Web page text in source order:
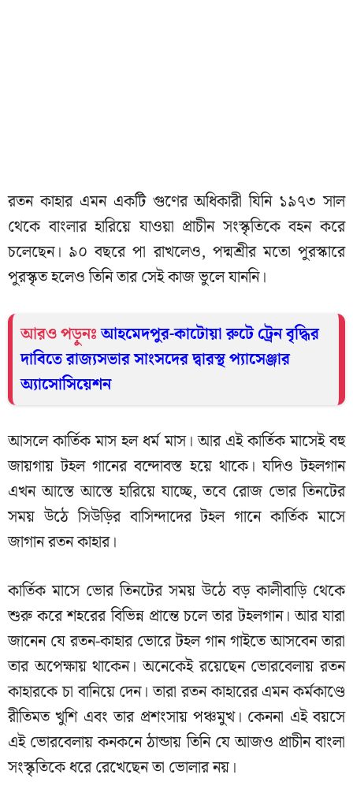
রতন কাহার এমন একটি গুণের অধিকারী যিনি ১৯৭৩ সাল
থেকে বাংলার হারিয়ে যাওয়া প্রাচীন সংস্কৃতিকে বহন করে
চলেছেন। ৯০ বছরে পা রাখলেও, পদ্মশ্রীর মতো পুরস্কারে
পুরস্কৃত হলেও তিনি তার সেই কাজ ভুলে যাননি।
আরও পড়ুনঃআহমেদপুর-কাটোয়া রুটে ট্রেন বৃদ্ধির
দাবিতে রাজ্যসভার সাংসদের দ্বারস্থ প্যাসেঞ্জার
অ্যাসোসিয়েশন
আসলে কার্তিক মাস হল ধর্ম মাস। আর এই কার্তিক মাসেই বহু
জায়গায় টহল গানের বন্দোবস্ত হয়ে থাকে। যদিও টহলগান
এখন আস্তে আস্তে হারিয়ে যাচ্ছে, তবে রোজ ভোর তিনটের
সময় উঠে সিউড়ির বাসিন্দাদের টহল গানে কার্তিক মাসে
জাগান রতন কাহার।
কার্তিক মাসে ভোর তিনটের সময় উঠে বড় কালীবাড়ি থেকে
শুরু করে শহরের বিভিন্ন প্রান্তে চলে তার টহলগান। আর যারা
জানেন যে রতন-কাহার ভোরে টহল গান গাইতে আসবেন তারা
তার অপেক্ষায় থাকেন। অনেকেই রয়েছেন ভোরবেলায় রতন
কাহারকে চা বানিয়ে দেন। তারা রতন কাহারের এমন কর্মকাণ্ডে
রীতিমত খুশি এবং তার প্রশংসায় পঞ্চমুখ। কেননা এই বয়সে
এই ভোরবেলায় কনকনে ঠান্ডায় তিনি যে আজও প্রাচীন বাংলা
সংস্কৃতিকে ধরে রেখেছেন তা ভোলার নয়।